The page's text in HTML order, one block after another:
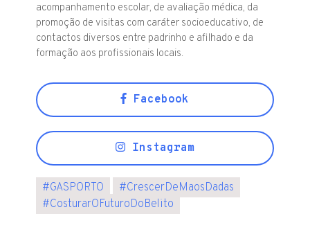
acompanhamento escolar, de avaliação médica, da
promoção de visitas com caráter socioeducativo, de
contactos diversos entre padrinho e afilhado e da
formação aos profissionais locais.
Facebook
Instagram
#GASPORTO #CrescerDeMaosDadas
#CosturarOFuturoDoBelito